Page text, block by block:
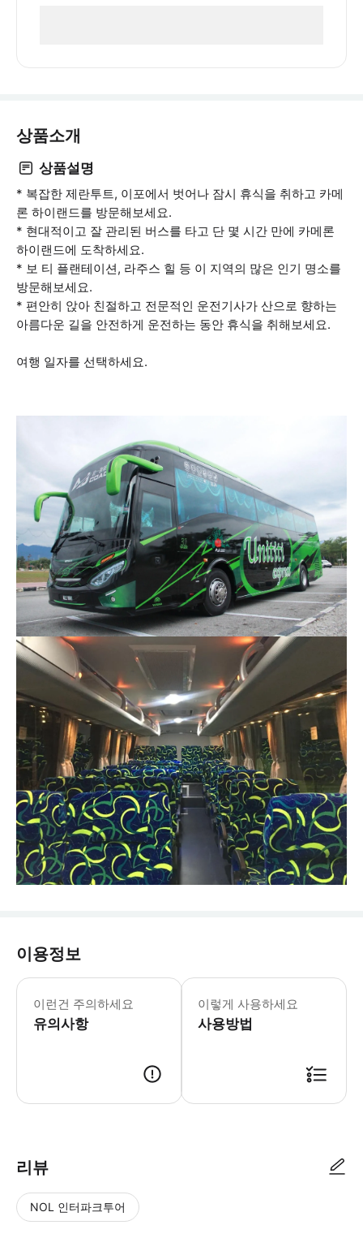
상품소개
상품설명
* 복잡한 제란투트, 이포에서 벗어나 잠시 휴식을 취하고 카메
론 하이랜드를 방문해보세요.
* 현대적이고 잘 관리된 버스를 타고 단 몇 시간 만에 카메론
하이랜드에 도착하세요.
* 보 티 플랜테이션, 라주스 힐 등 이 지역의 많은 인기 명소를
방문해보세요.
* 편안히 앉아 친절하고 전문적인 운전기사가 산으로 향하는
아름다운 길을 안전하게 운전하는 동안 휴식을 취해보세요.
여행 일자를 선택하세요.
이용정보
이런건 주의하세요
유의사항
- 출발 경로 & 일정 * 제란투트, 이포
- 수하물 정보 * 반려동물과 스키 장
- 이용요건 * 신장 3cm 이상 아동은
- 추가정보 * 차량 내 음식물 섭취는
- 예약확정 * 영업일 기준 1일 이내에
- 바우처 유효기간 * 바우처는 지정된
이렇게 사용하세요
사용방법
리뷰
NOL 인터파크투어